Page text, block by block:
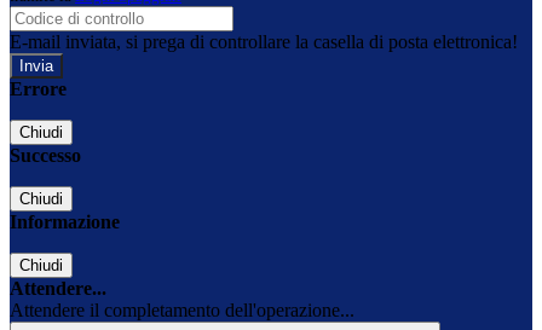
E-mail inviata, si prega di controllare la casella di posta elettronica!
Errore
Chiudi
Successo
Chiudi
Informazione
Chiudi
Attendere...
Attendere il completamento dell'operazione...